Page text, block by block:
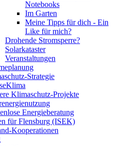
Notebooks
Im Garten
Meine Tipps für dich - Ein
Like für mich?
Drohende Stromsperre?
Solarkataster
Veranstaltungen
Strategie
Klimaschutz-Projekte
Energieberatung
für Flensburg (ISEK)
Kooperationen